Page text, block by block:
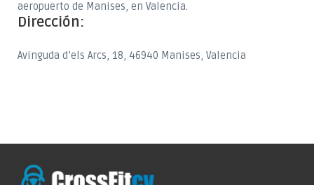
aeropuerto de Manises, en Valencia.
Dirección:
Avinguda d’els Arcs, 18, 46940 Manises, Valencia